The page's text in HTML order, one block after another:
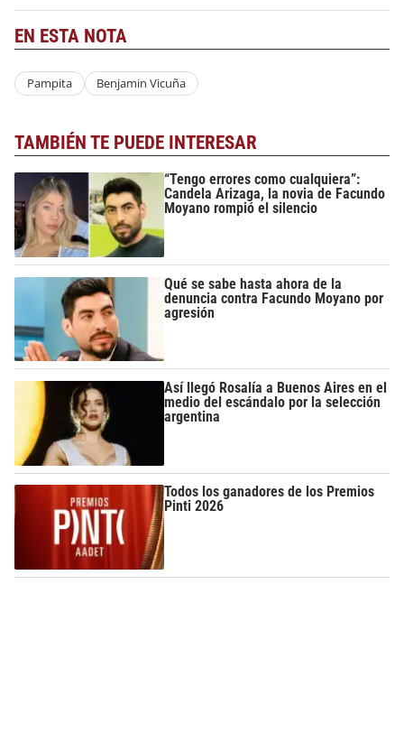
EN ESTA NOTA
Pampita Benjamin Vicuña
TAMBIÉN TE PUEDE INTERESAR
“Tengo errores como cualquiera”:
Candela Arizaga, la novia de Facundo
Moyano rompió el silencio
Qué se sabe hasta ahora de la
denuncia contra Facundo Moyano por
agresión
Así llegó Rosalía a Buenos Aires en el
medio del escándalo por la selección
argentina
Todos los ganadores de los Premios
Pinti 2026